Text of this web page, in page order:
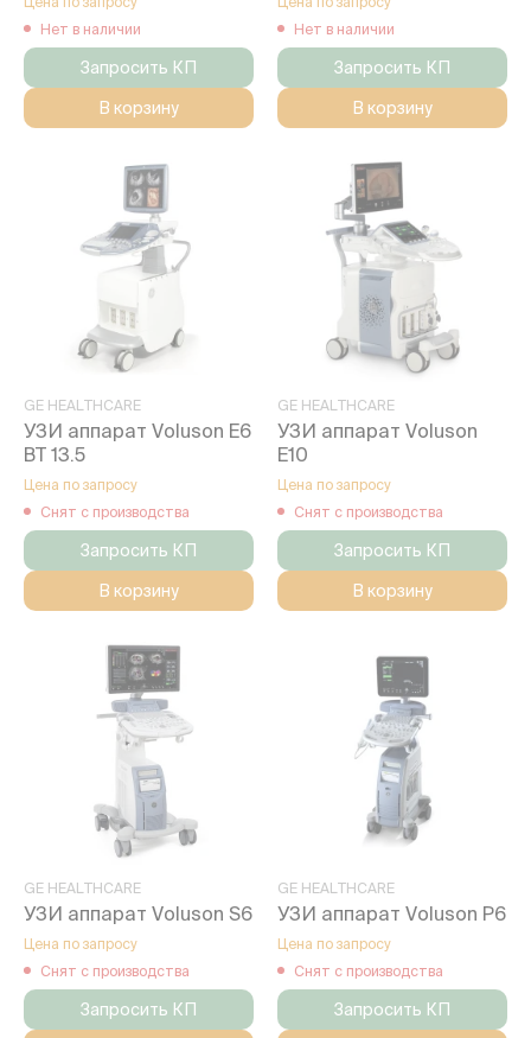
Нет в наличии
Запросить КП
В корзину
Нет в наличии
Запросить КП
В корзину
GE HEALTHCARE
УЗИ аппарат Voluson E6
BT 13.5
Цена по запросу
Снят с производства
Запросить КП
В корзину
GE HEALTHCARE
УЗИ аппарат Voluson
E10
Цена по запросу
Снят с производства
Запросить КП
В корзину
GE HEALTHCARE
УЗИ аппарат Voluson S6
Цена по запросу
Снят с производства
Запросить КП
GE HEALTHCARE
УЗИ аппарат Voluson P6
Цена по запросу
Снят с производства
Запросить КП